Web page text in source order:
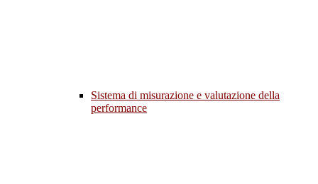
Sistema di misurazione e valutazione della
performance